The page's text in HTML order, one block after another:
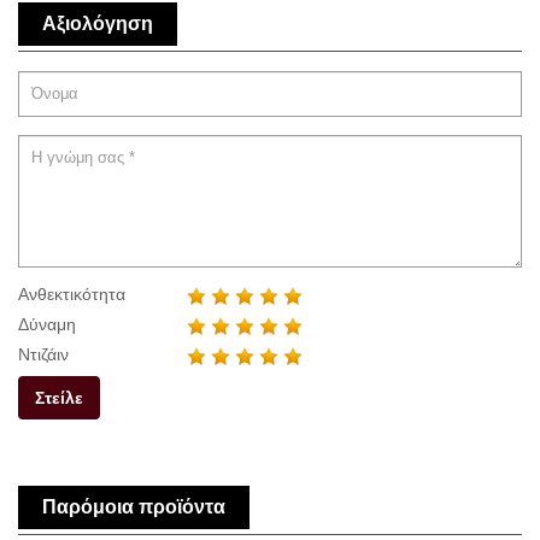
Αξιολόγηση
Ανθεκτικότητα
Δύναμη
Ντιζάιν
Στείλε
Παρόμοια προϊόντα